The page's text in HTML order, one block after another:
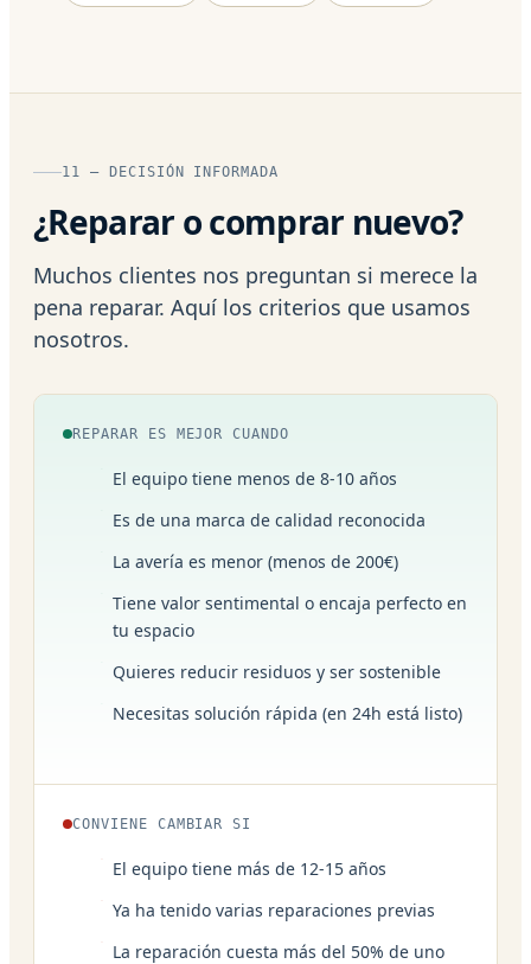
11 — DECISIÓN INFORMADA
¿Reparar o comprar nuevo?
Muchos clientes nos preguntan si merece la
pena reparar. Aquí los criterios que usamos
nosotros.
REPARAR ES MEJOR CUANDO
El equipo tiene menos de 8-10 años
Es de una marca de calidad reconocida
La avería es menor (menos de 200€)
Tiene valor sentimental o encaja perfecto en
tu espacio
Quieres reducir residuos y ser sostenible
Necesitas solución rápida (en 24h está listo)
CONVIENE CAMBIAR SI
El equipo tiene más de 12-15 años
Ya ha tenido varias reparaciones previas
La reparación cuesta más del 50% de uno